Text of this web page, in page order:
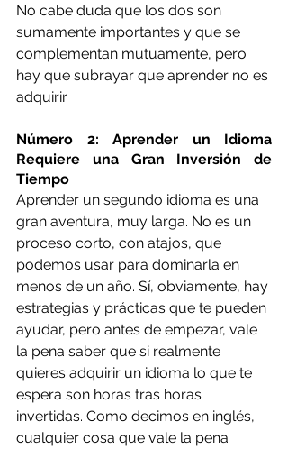
No cabe duda que los dos son
sumamente importantes y que se
complementan mutuamente, pero
hay que subrayar que aprender no es
adquirir.
Número 2: Aprender un Idioma
Requiere una Gran Inversión de
Tiempo
Aprender un segundo idioma es una
gran aventura, muy larga. No es un
proceso corto, con atajos, que
podemos usar para dominarla en
menos de un año. Sí, obviamente, hay
estrategias y prácticas que te pueden
ayudar, pero antes de empezar, vale
la pena saber que si realmente
quieres adquirir un idioma lo que te
espera son horas tras horas
invertidas. Como decimos en inglés,
cualquier cosa que vale la pena